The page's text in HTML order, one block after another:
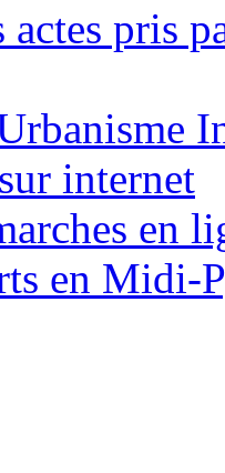
actes pris
internet
en
en Midi-